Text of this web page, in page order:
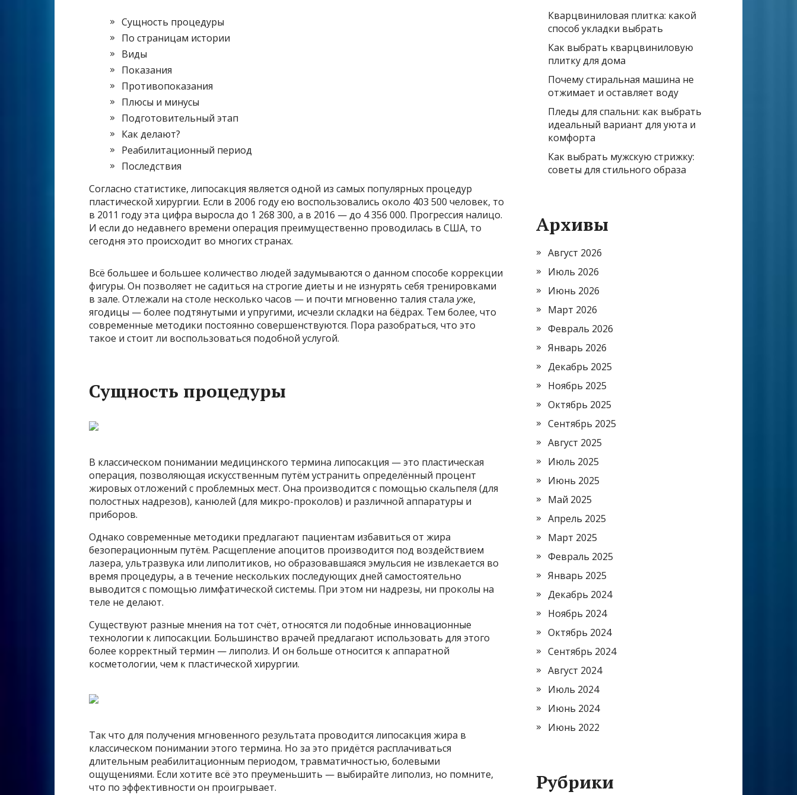
Сущность процедуры
По страницам истории
Виды
Показания
Противопоказания
Плюсы и минусы
Подготовительный этап
Как делают?
Реабилитационный период
Последствия
Согласно статистике, липосакция является одной из самых популярных процедур
пластической хирургии. Если в 2006 году ею воспользовались около 403 500 человек, то
в 2011 году эта цифра выросла до 1 268 300, а в 2016 — до 4 356 000. Прогрессия налицо.
И если до недавнего времени операция преимущественно проводилась в США, то
сегодня это происходит во многих странах.
Всё большее и большее количество людей задумываются о данном способе коррекции
фигуры. Он позволяет не садиться на строгие диеты и не изнурять себя тренировками
в зале. Отлежали на столе несколько часов — и почти мгновенно талия стала уже,
ягодицы — более подтянутыми и упругими, исчезли складки на бёдрах. Тем более, что
современные методики постоянно совершенствуются. Пора разобраться, что это
такое и стоит ли воспользоваться подобной услугой.
Сущность процедуры
В классическом понимании медицинского термина липосакция — это пластическая
операция, позволяющая искусственным путём устранить определённый процент
жировых отложений с проблемных мест. Она производится с помощью скальпеля (для
полостных надрезов), канюлей (для микро-проколов) и различной аппаратуры и
приборов.
Однако современные методики предлагают пациентам избавиться от жира
безоперационным путём. Расщепление апоцитов производится под воздействием
лазера, ультразвука или липолитиков, но образовавшаяся эмульсия не извлекается во
время процедуры, а в течение нескольких последующих дней самостоятельно
выводится с помощью лимфатической системы. При этом ни надрезы, ни проколы на
теле не делают.
Существуют разные мнения на тот счёт, относятся ли подобные инновационные
технологии к липосакции. Большинство врачей предлагают использовать для этого
более корректный термин — липолиз. И он больше относится к аппаратной
косметологии, чем к пластической хирургии.
Так что для получения мгновенного результата проводится липосакция жира в
классическом понимании этого термина. Но за это придётся расплачиваться
длительным реабилитационным периодом, травматичностью, болевыми
ощущениями. Если хотите всё это преуменьшить — выбирайте липолиз, но помните,
что по эффективности он проигрывает.
Кварцвиниловая плитка: какой
способ укладки выбрать
Как выбрать кварцвиниловую
плитку для дома
Почему стиральная машина не
отжимает и оставляет воду
Пледы для спальни: как выбрать
идеальный вариант для уюта и
комфорта
Как выбрать мужскую стрижку:
советы для стильного образа
Архивы
Август 2026
Июль 2026
Июнь 2026
Март 2026
Февраль 2026
Январь 2026
Декабрь 2025
Ноябрь 2025
Октябрь 2025
Сентябрь 2025
Август 2025
Июль 2025
Июнь 2025
Май 2025
Апрель 2025
Март 2025
Февраль 2025
Январь 2025
Декабрь 2024
Ноябрь 2024
Октябрь 2024
Сентябрь 2024
Август 2024
Июль 2024
Июнь 2024
Июнь 2022
Рубрики